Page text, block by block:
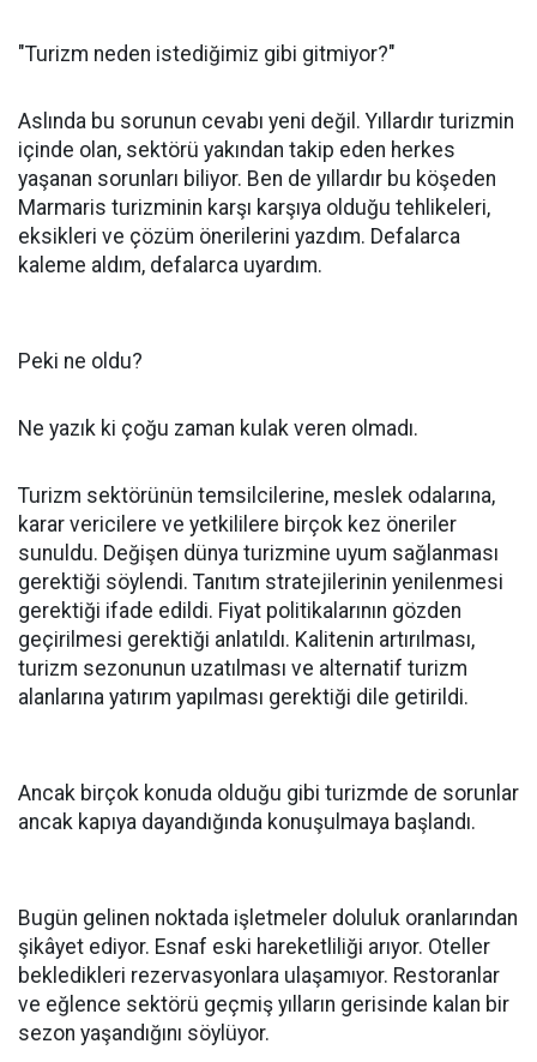
"Turizm neden istediğimiz gibi gitmiyor?"
Aslında bu sorunun cevabı yeni değil. Yıllardır turizmin
içinde olan, sektörü yakından takip eden herkes
yaşanan sorunları biliyor. Ben de yıllardır bu köşeden
Marmaris turizminin karşı karşıya olduğu tehlikeleri,
eksikleri ve çözüm önerilerini yazdım. Defalarca
kaleme aldım, defalarca uyardım.
Peki ne oldu?
Ne yazık ki çoğu zaman kulak veren olmadı.
Turizm sektörünün temsilcilerine, meslek odalarına,
karar vericilere ve yetkililere birçok kez öneriler
sunuldu. Değişen dünya turizmine uyum sağlanması
gerektiği söylendi. Tanıtım stratejilerinin yenilenmesi
gerektiği ifade edildi. Fiyat politikalarının gözden
geçirilmesi gerektiği anlatıldı. Kalitenin artırılması,
turizm sezonunun uzatılması ve alternatif turizm
alanlarına yatırım yapılması gerektiği dile getirildi.
Ancak birçok konuda olduğu gibi turizmde de sorunlar
ancak kapıya dayandığında konuşulmaya başlandı.
Bugün gelinen noktada işletmeler doluluk oranlarından
şikâyet ediyor. Esnaf eski hareketliliği arıyor. Oteller
bekledikleri rezervasyonlara ulaşamıyor. Restoranlar
ve eğlence sektörü geçmiş yılların gerisinde kalan bir
sezon yaşandığını söylüyor.